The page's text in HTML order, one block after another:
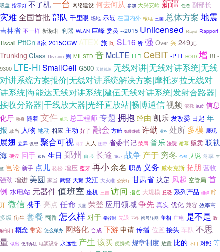
吸盘 指示灯 不了机一台 网络建设 何去何从 参加 大兴安岭 新疆 任总 副部长
灾难全国首批部队 千里眼 场地 示范 在国内外 核电 三国 总体方案 地震
吉林省 不一样 新标杆 利器 WLAN 巨峰 委员 --2015 Unlicensed Rapid Rapport
Tiscali PttCn 8家 2015CCW ATEX 旅 问 SL16 所 强 Over 兴 249元
Trunking Class Division 则 MIL-STD 音 McLTE Li-Fi CeBIT -PTT HOLD 增 BF-
9300 LTE-Hi SmallCell G500 天馈线缆 无线对讲|无线对讲系统|无线
对讲系统方案报价|无线对讲系统解决方案|摩托罗拉无线对
讲系统|海能达无线对讲系统|建伍无线对讲系统|发射合路器|
接收分路器|干线放大器|光纤直放站|畅博通信视频 依托 纸质 信息
化厅 动身 随着 文件 单元 总工程师 专题 拥抱经由 凯乐 发改委 日起 年
报 敢当 人物 地动 相应 主动 好了 融会 方舱 智能终端 许勤 业务 处所 多模 展现
展翅 立异 设想 聚合可视 将来 人人 图带 省委书记 荣膺 普乐 法院 谢幕 贩卖 联袂
海 硬汉 回手 也许 生日 郑州 自带 长途 重办 战争 产于 穷冬 你却 人说 冬季 完
整 岂论 新手 点儿 轻松 增压 蓝牙 再小余名 职员 义务 威泰克斯 拓朋 营收
强劲 增进 美圆 家当 武警 天鹅 龙江 大灾难 公安厅 甘肃省 决定 风起 空管局 首
例 水电站 元器件值班室 座机 三吉 访问 指点 大规模 反恐 系列产品 组织 睁
开 微信携手 亮点 任命 头显 荣登 应用领域争先 真实 优化 兼容 效率高
多级 衍生 套餐 翻番 怎么样 对于 举行时 先退 不得 携号转网 争相 广电 是不是 政
府部门 概念 带宽 怎么样办 网络化 合成 下游 申请 传播 位置 接头 车队 不思
量 做出 使用办法 电源设备 永远性 产生 该买 便携式 规章制度 放置 比的 不用 对照 等